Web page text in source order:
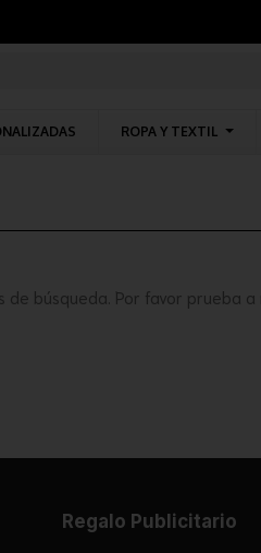
ROPA Y TEXTIL
de búsqueda. Por favor prueba
Regalo Publicitario